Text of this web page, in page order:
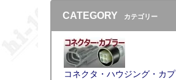
CATEGORY カテゴリー
コネクタ・ハウジング・カプ